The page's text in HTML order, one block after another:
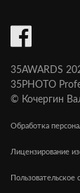
35AWARDS
35PHOTO
© Кочергин
Обработка
Лицензирование
Пользовательское